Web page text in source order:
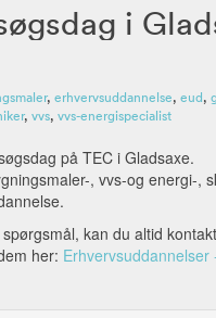
i
, erhvervsuddannelse, eud,
, vvs, vvs-energispecialist
på TEC i Gladsaxe.
, vvs-og energi-,
kan du altid
her: Erhvervsuddannelser